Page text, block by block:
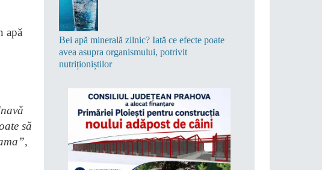
apă
să
,
Bei apă minerală zilnic? Iată ce efecte poate
avea asupra organismului, potrivit
nutriționiștilor